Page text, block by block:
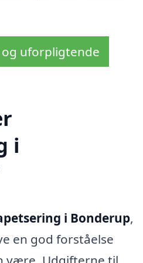
uforpligtende
i
i Bonderup,
en god forståelse